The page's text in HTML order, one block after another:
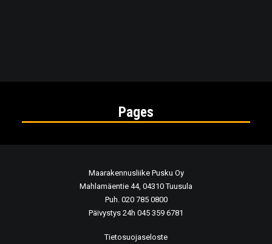
Pages
Maarakennusliike Pusku Oy
Mahlamäentie 44, 04310 Tuusula
Puh. 020 785 0800
Päivystys 24h 045 359 6781
Tietosuojaseloste